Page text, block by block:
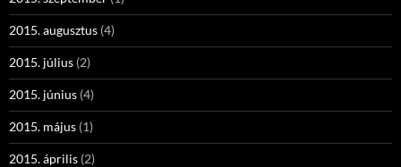
2015. augusztus (4)
2015. július (2)
2015. június (4)
2015. május (1)
2015. április (2)